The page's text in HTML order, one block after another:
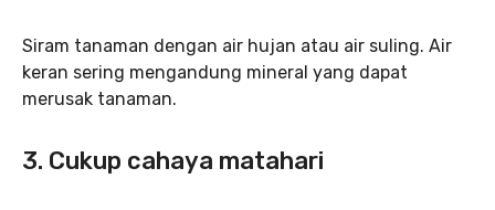
Siram tanaman dengan air hujan atau air suling. Air
keran sering mengandung mineral yang dapat
merusak tanaman.
3. Cukup cahaya matahari